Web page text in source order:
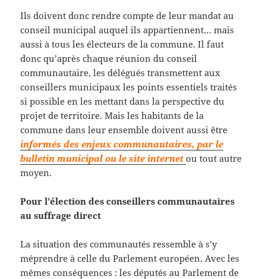
Ils doivent donc rendre compte de leur mandat au
conseil municipal auquel ils appartiennent… mais
aussi à tous les électeurs de la commune. Il faut
donc qu’après chaque réunion du conseil
communautaire, les délégués transmettent aux
conseillers municipaux les points essentiels traités
si possible en les mettant dans la perspective du
projet de territoire. Mais les habitants de la
commune dans leur ensemble doivent aussi être
informés des enjeux communautaires, par le
bulletin municipal ou le site internetou tout autre
moyen.
Pour l’élection des conseillers communautaires
au suffrage direct
La situation des communautés ressemble à s’y
méprendre à celle du Parlement européen. Avec les
mêmes conséquences : les députés au Parlement de